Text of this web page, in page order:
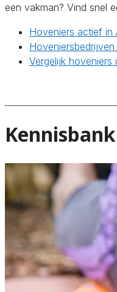
een vakman? Vind snel
Hoveniers actief in
Vergelijk hoveniers
Kennisbank